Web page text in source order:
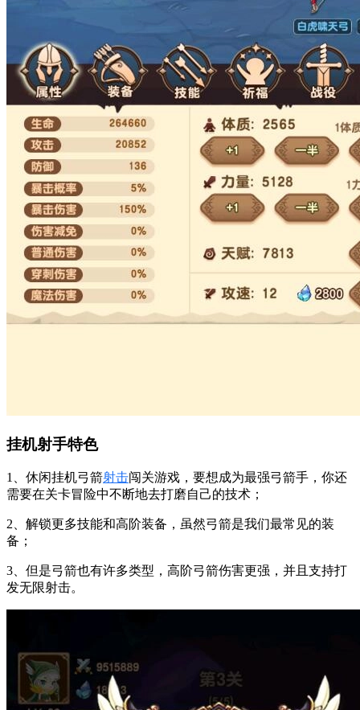
挂机射手特色
1、休闲挂机弓箭射击闯关游戏，要想成为最强弓箭手，你还
需要在关卡冒险中不断地去打磨自己的技术；
2、解锁更多技能和高阶装备，虽然弓箭是我们最常见的装
备；
3、但是弓箭也有许多类型，高阶弓箭伤害更强，并且支持打
发无限射击。